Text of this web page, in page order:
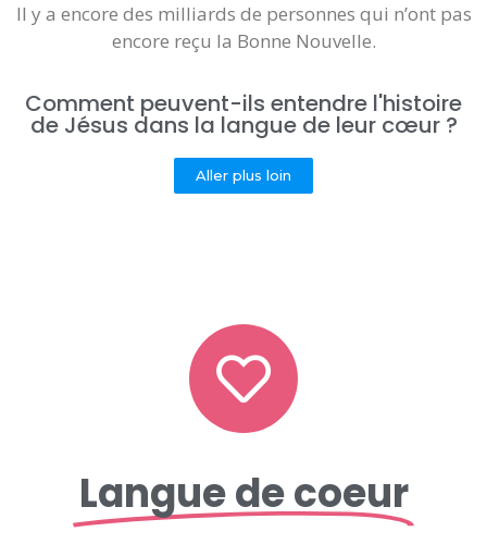
Il y a encore des milliards de personnes qui n’ont pas
encore reçu la Bonne Nouvelle.
Comment peuvent-ils entendre l'histoire
de Jésus dans la langue de leur cœur ?
Aller plus loin
Langue de coeur